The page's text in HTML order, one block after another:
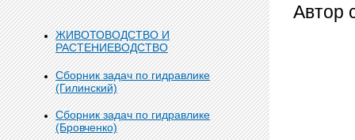
ЖИВОТОВОДСТВО И
РАСТЕНИЕВОДСТВО
Сборник задач по гидравлике
(Гилинский)
Сборник задач по гидравлике
(Бровченко)
Автор